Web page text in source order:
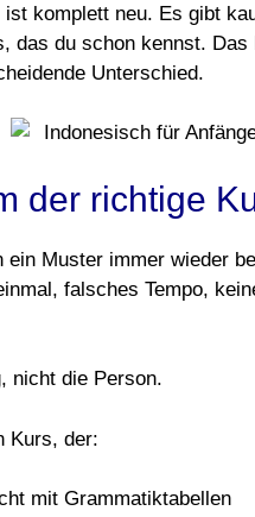
komplett neu. Es gibt
das du schon kennst.
Unterschied.
der richtige
Muster immer wieder
falsches Tempo,
nicht die Person.
Kurs, der:
mit Grammatiktabellen